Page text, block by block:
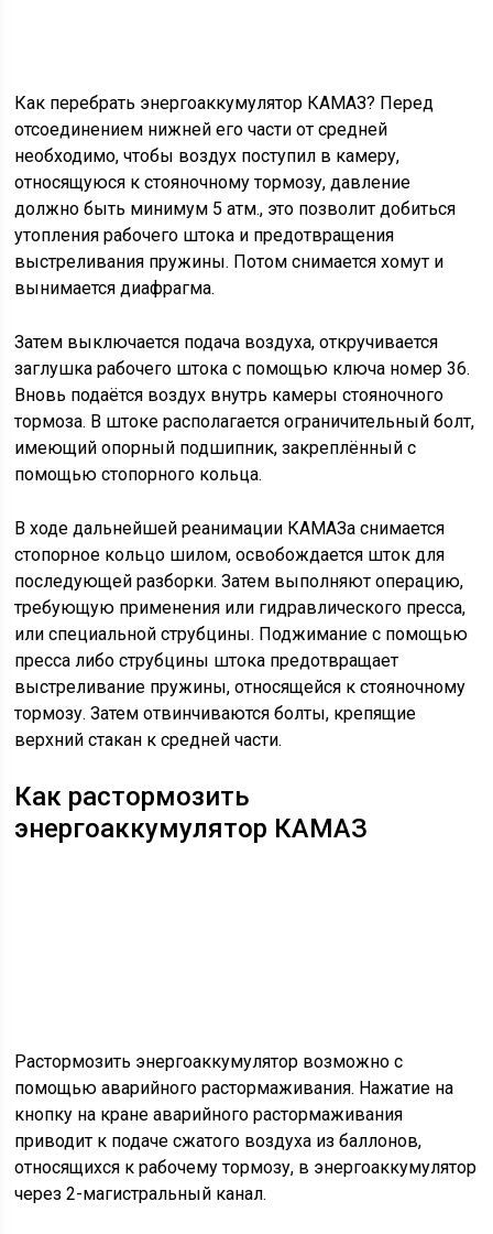
Как перебрать энергоаккумулятор КАМАЗ? Перед
отсоединением нижней его части от средней
необходимо, чтобы воздух поступил в камеру,
относящуюся к стояночному тормозу, давление
должно быть минимум 5 атм., это позволит добиться
утопления рабочего штока и предотвращения
выстреливания пружины. Потом снимается хомут и
вынимается диафрагма.
Затем выключается подача воздуха, откручивается
заглушка рабочего штока с помощью ключа номер 36.
Вновь подаётся воздух внутрь камеры стояночного
тормоза. В штоке располагается ограничительный болт,
имеющий опорный подшипник, закреплённый с
помощью стопорного кольца.
В ходе дальнейшей реанимации КАМАЗа снимается
стопорное кольцо шилом, освобождается шток для
последующей разборки. Затем выполняют операцию,
требующую применения или гидравлического пресса,
или специальной струбцины. Поджимание с помощью
пресса либо струбцины штока предотвращает
выстреливание пружины, относящейся к стояночному
тормозу. Затем отвинчиваются болты, крепящие
верхний стакан к средней части.
Как растормозить
энергоаккумулятор КАМАЗ
Растормозить энергоаккумулятор возможно с
помощью аварийного растормаживания. Нажатие на
кнопку на кране аварийного растормаживания
приводит к подаче сжатого воздуха из баллонов,
относящихся к рабочему тормозу, в энергоаккумулятор
через 2-магистральный канал.